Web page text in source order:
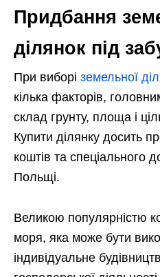
Придбання
ділянок під
При виборі земельної
кілька факторів,
склад грунту, площа і
Купити ділянку досить
коштів та спеціального
Польщі.
Великою популярністю
моря, яка може бути
індивідуальне